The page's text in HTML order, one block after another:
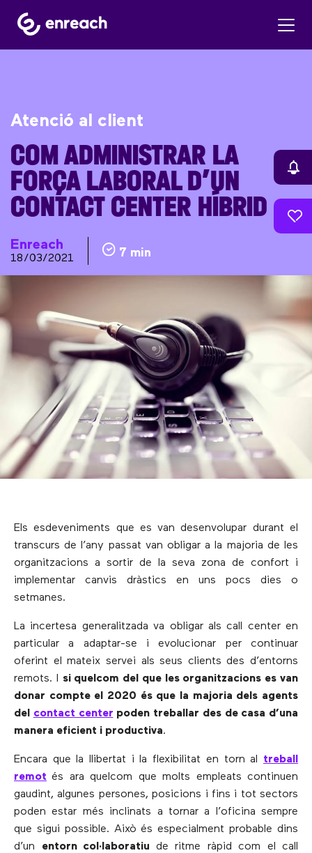
Atenció al client
COM ADMINISTRAR LA
FORÇA LABORAL D’UN
CONTACT CENTER HÍBRID
Enreach
18/03/2021 7 min
Els esdeveniments que es van desenvolupar durant el
transcurs de l’any passat van obligar a la majoria de les
organitzacions a sortir de la seva zona de confort i
implementar canvis dràstics en uns pocs dies o
setmanes.
La incertesa generalitzada va obligar als call center en
particular a adaptar-se i evolucionar per continuar
oferint el mateix servei als seus clients des d’entorns
remots. I si quelcom del que les organitzacions es van
donar compte el 2020 és que la majoria dels agents
del contact center poden treballar des de casa d’una
manera eficient i productiva.
Encara que la llibertat i la flexibilitat en torn al treball
remot és ara quelcom que molts empleats continuen
gaudint, algunes persones, posicions i fins i tot sectors
poden estar més inclinats a tornar a l’oficina sempre
que sigui possible. Això és especialment probable dins
d’un entorn col·laboratiu de ritme ràpid com el call